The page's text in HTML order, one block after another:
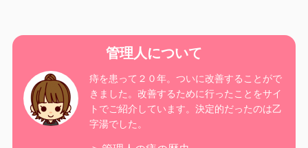
管理人について
痔を患って２０年。ついに改善することがで
きました。改善するために行ったことをサイ
トでご紹介しています。決定的だったのは乙
字湯でした。